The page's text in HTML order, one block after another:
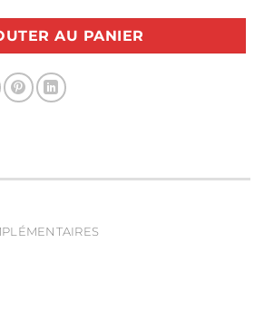
AU PANIER